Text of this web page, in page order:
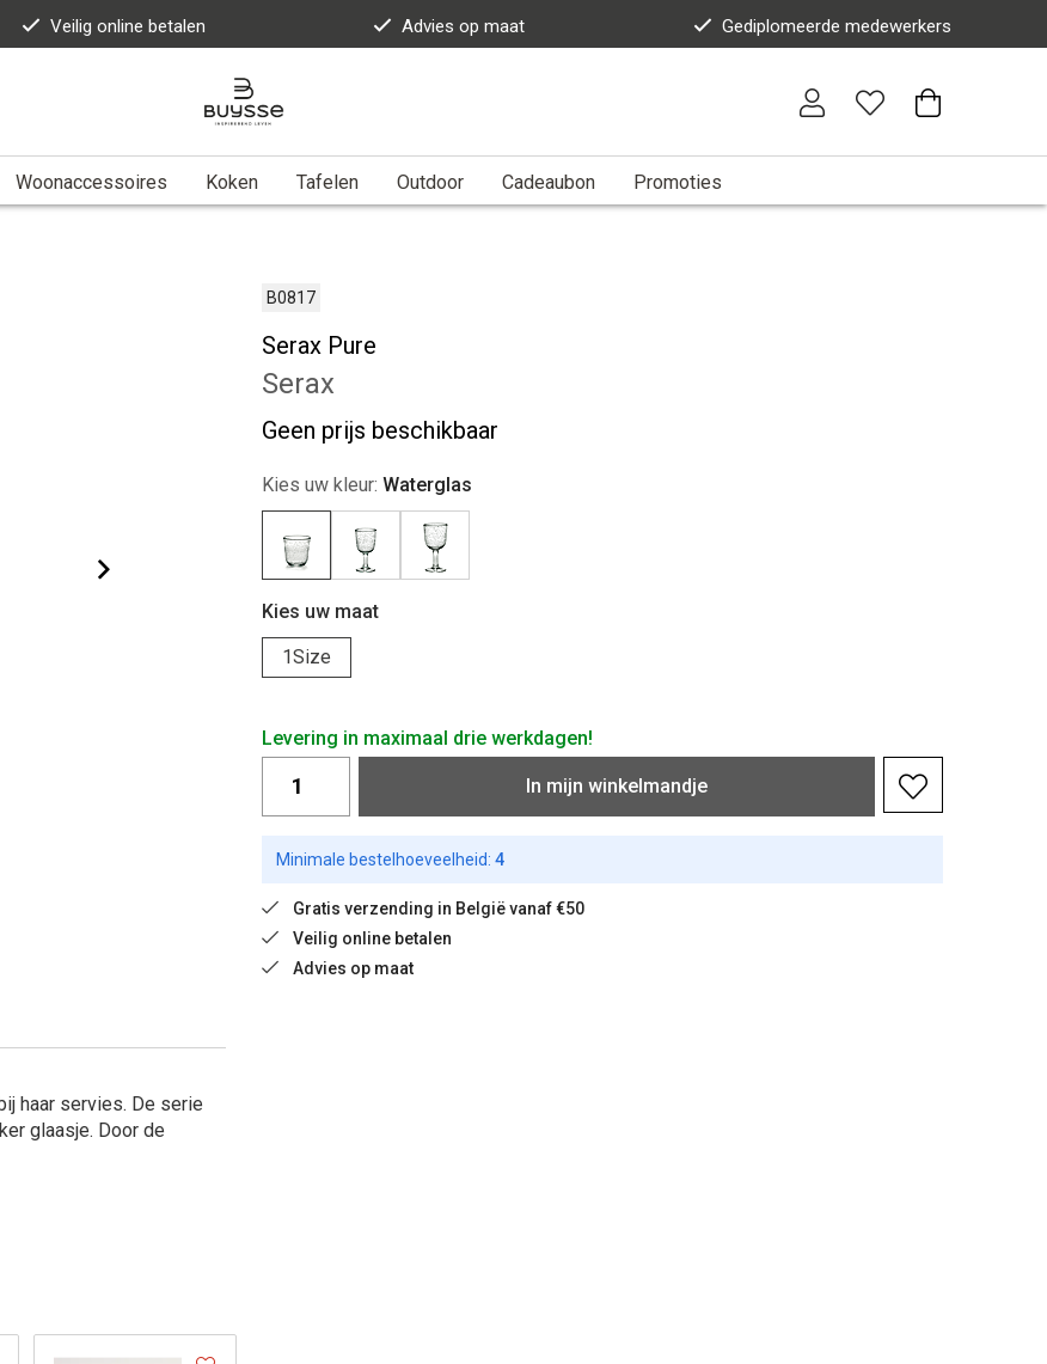
Veilig online betalen Advies op maat Gediplomeerde medewerkers
Woonaccessoires Koken Tafelen Outdoor Cadeaubon Promoties
B0817
Serax Pure
Serax
Geen prijs beschikbaar
Kies uw kleur: Waterglas
Kies uw maat
1Size
Levering in maximaal drie werkdagen!
In mijn winkelmandje
Minimale bestelhoeveelheid: 4
Gratis verzending in België vanaf €50
Veilig online betalen
Advies op maat
haar servies. De serie
glaasje. Door de